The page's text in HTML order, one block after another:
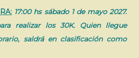
17:00 hs sábado 1 de mayo 2027.
realizar los 30K.
Quien llegue
saldrá en clasificación como